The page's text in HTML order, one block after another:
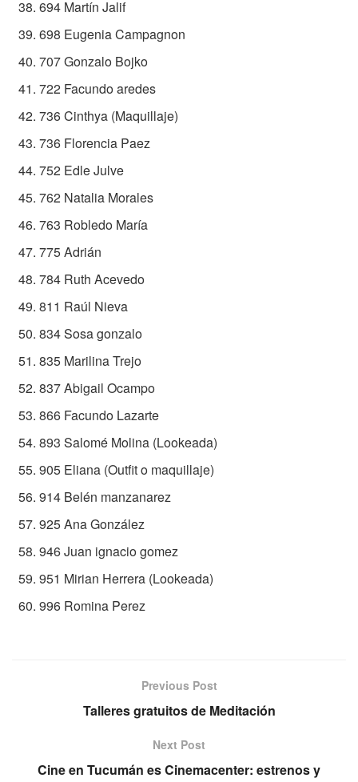
694 Martín Jalif
698 Eugenia Campagnon
707 Gonzalo Bojko
722 Facundo aredes
736 Cinthya (Maquillaje)
736 Florencia Paez
752 Edle Julve
762 Natalia Morales
763 Robledo María
775 Adrián
784 Ruth Acevedo
811 Raúl Nieva
834 Sosa gonzalo
835 Marilina Trejo
837 Abigail Ocampo
866 Facundo Lazarte
893 Salomé Molina (Lookeada)
905 Eliana (Outfit o maquillaje)
914 Belén manzanarez
925 Ana González
946 Juan ignacio gomez
951 Mirian Herrera (Lookeada)
996 Romina Perez
Previous Post
Talleres gratuitos de Meditación
Next Post
Cine en Tucumán es Cinemacenter: estrenos y